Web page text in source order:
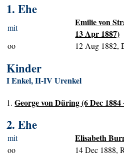
1. Ehe
mit
Emilie von
13 Apr 1887)
oo 12 Aug 1882,
Kinder
I Enkel, II-IV Urenkel
1.George von Düring (6 Dec 1884
2. Ehe
mit Elisabeth
oo 14 Dec 1888,